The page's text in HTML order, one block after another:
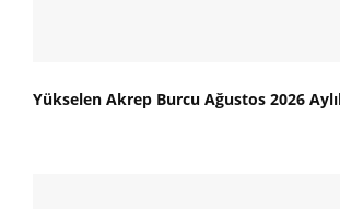
Yükselen Akrep Burcu Ağustos 2026